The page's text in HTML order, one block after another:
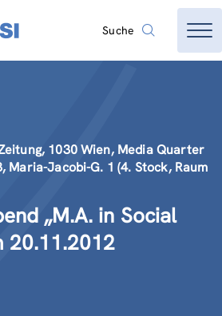
Suche
1030 Wien, Media Quarter
Maria-Jacobi-G. 1 (4. Stock, Raum
„M.A. in Social
20.11.2012